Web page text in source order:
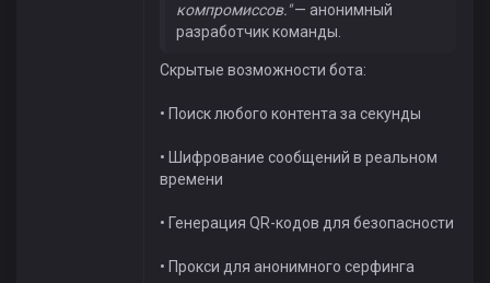
компромиссов."— анонимный
разработчик команды.
Скрытые возможности бота:
• Поиск любого контента за секунды
• Шифрование сообщений в реальном
времени
• Генерация QR-кодов для безопасности
• Прокси для анонимного серфинга